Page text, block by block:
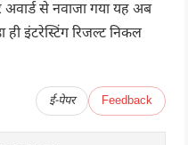
से नवाजा गया यह अब
इंटरेस्टिंग रिजल्ट निकल
ई-पेपर Feedback